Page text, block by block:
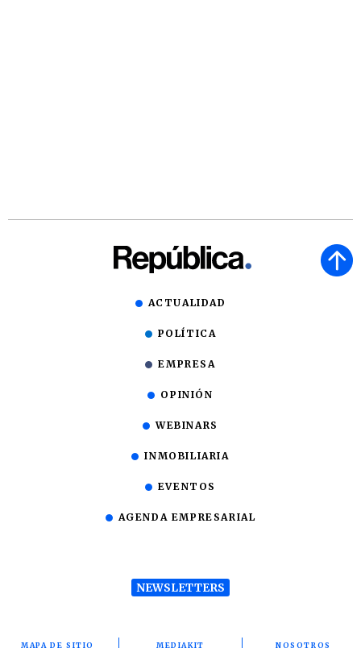
ACTUALIDAD
POLÍTICA
EMPRESA
OPINIÓN
WEBINARS
INMOBILIARIA
EVENTOS
AGENDA EMPRESARIAL
NEWSLETTERS
MAPA DE SITIO MEDIAKIT NOSOTROS